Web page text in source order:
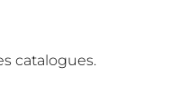
catalogues.